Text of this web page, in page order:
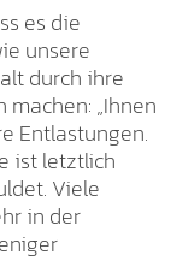
es die
unsere
durch ihre
„Ihnen
Entlastungen.
ist letztlich
Viele
in der